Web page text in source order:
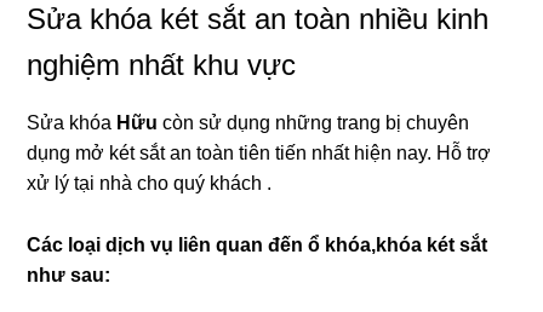
Sửa khóa két sắt an toàn nhiều kinh
nghiệm nhất khu vực
Sửa khóa Hữu còn sử dụng những trang bị chuyên
dụng mở két sắt an toàn tiên tiến nhất hiện nay. Hỗ trợ
xử lý tại nhà cho quý khách .
Các loại dịch vụ liên quan đến ổ khóa,khóa két sắt
như sau: